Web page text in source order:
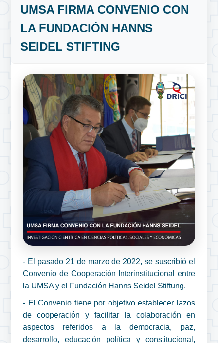
UMSA FIRMA CONVENIO CON
LA FUNDACIÓN HANNS
SEIDEL STIFTING
- El pasado 21 de marzo de 2022, se suscribió el
Convenio de Cooperación Interinstitucional entre
la UMSA y el Fundación Hanns Seidel Stiftung.
- El Convenio tiene por objetivo establecer lazos
de cooperación y facilitar la colaboración en
aspectos referidos a la democracia, paz,
desarrollo, educación política y constitucional,